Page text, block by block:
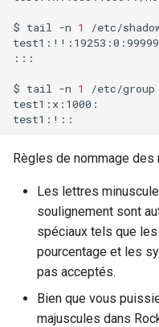
$ tail -n 1
/etc/
:::
$ tail -n 1 /etc/group
test1:x:1000:
Règles de nommage des
Les lettres
soulignement sont
spéciaux tels que
pourcentage et les
pas acceptés.
Bien que vous
majuscules dans